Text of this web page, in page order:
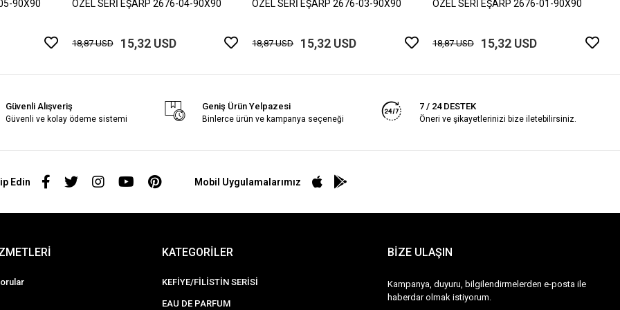
90X90 ÖZEL SERİ EŞARP 2676-04-90X90
18,87 USD 15,32 USD
ÖZEL SERİ EŞARP 2676-03-90X90
18,87 USD 15,32 USD
ÖZEL SERİ EŞARP 2676-01-90X90
18,87 USD 15,32 USD
Güvenli Alışveriş
Güvenli ve kolay ödeme sistemi
Geniş Ürün Yelpazesi
Binlerce ürün ve kampanya seçeneği
7 / 24 DESTEK
Öneri ve şikayetlerinizi bize iletebilirsiniz.
Edin Mobil Uygulamalarımız
KATEGORİLER
KEFİYE/FİLİSTİN SERİSİ
EAU DE PARFUM
BİZE ULAŞIN
Kampanya, duyuru, bilgilendirmelerden e-posta ile
haberdar olmak istiyorum.